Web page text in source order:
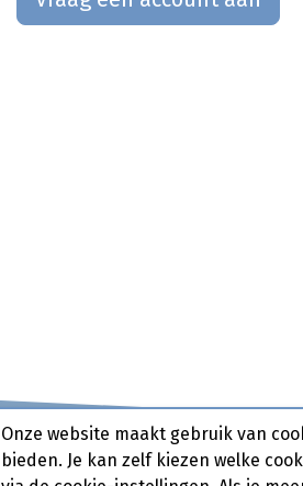
Onze website maakt gebruik van
bieden. Je kan zelf kiezen welke